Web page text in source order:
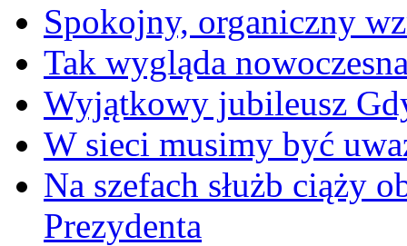
Spokojny, organiczny
Tak wygląda
Wyjątkowy jubileusz
W sieci musimy być
Na szefach służb ciąży
Prezydenta